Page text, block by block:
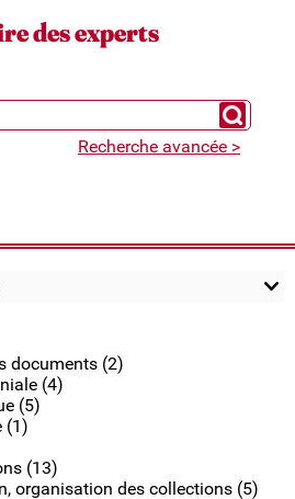
des experts
Chercher
Recherche avancée >
documents (2)
(4)
(5)
(1)
(13)
organisation des collections (5)